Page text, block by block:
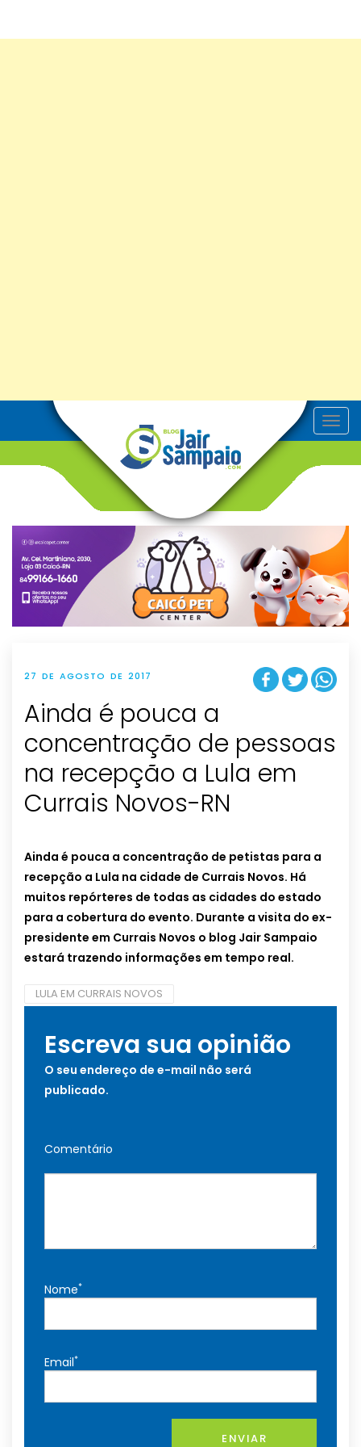
T
o
v
g
t
i
o
n
27 DE AGOSTO DE 2017
Ainda é pouca a
concentração de pessoas
na recepção a Lula em
Currais Novos-RN
Ainda é pouca a concentração de petistas para a
recepção a Lula na cidade de Currais Novos. Há
muitos repórteres de todas as cidades do estado
para a cobertura do evento. Durante a visita do ex-
presidente em Currais Novos o blog Jair Sampaio
estará trazendo informações em tempo real.
LULA EM CURRAIS NOVOS
Escreva sua opinião
O seu endereço de e-mail não será
publicado.
Comentário
Nome*
Email*
ENVIAR